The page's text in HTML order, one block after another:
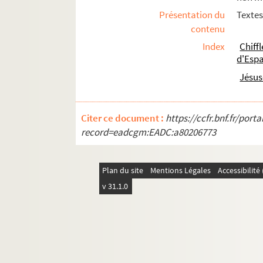
Ms Chiflet 46. « Tome 6 de papiers
Ms Chiflet 47. Démêlés entre la ville de
Ms Chiflet 48. Testaments et épitaphes
Ms Chiflet 49. Reliques et épitaphes
Ms Chiflet 50. Antiquités
Ms Chiflet 51. Le Saint-Suaire de
Ms Chiflet 52. « Collectanea historica
Ms Chiflet 53. « Extrait des tiltres
Ms Chiflet 55. « Mémoires et arrêts du
Ms Chiflet 56. Mémoires, délibérations
Présentation du
contenu
Index
Citer ce document : https://ccfr.bnf.fr/
record=eadcgm:EADC:a80206773
Plan du site Mentions Légales
v 31.1.0